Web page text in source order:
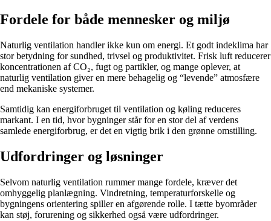
Fordele for både mennesker og miljø
Naturlig ventilation handler ikke kun om energi. Et godt indeklima har
stor betydning for sundhed, trivsel og produktivitet. Frisk luft reducerer
koncentrationen af CO₂, fugt og partikler, og mange oplever, at
naturlig ventilation giver en mere behagelig og “levende” atmosfære
end mekaniske systemer.
Samtidig kan energiforbruget til ventilation og køling reduceres
markant. I en tid, hvor bygninger står for en stor del af verdens
samlede energiforbrug, er det en vigtig brik i den grønne omstilling.
Udfordringer og løsninger
Selvom naturlig ventilation rummer mange fordele, kræver det
omhyggelig planlægning. Vindretning, temperaturforskelle og
bygningens orientering spiller en afgørende rolle. I tætte byområder
kan støj, forurening og sikkerhed også være udfordringer.